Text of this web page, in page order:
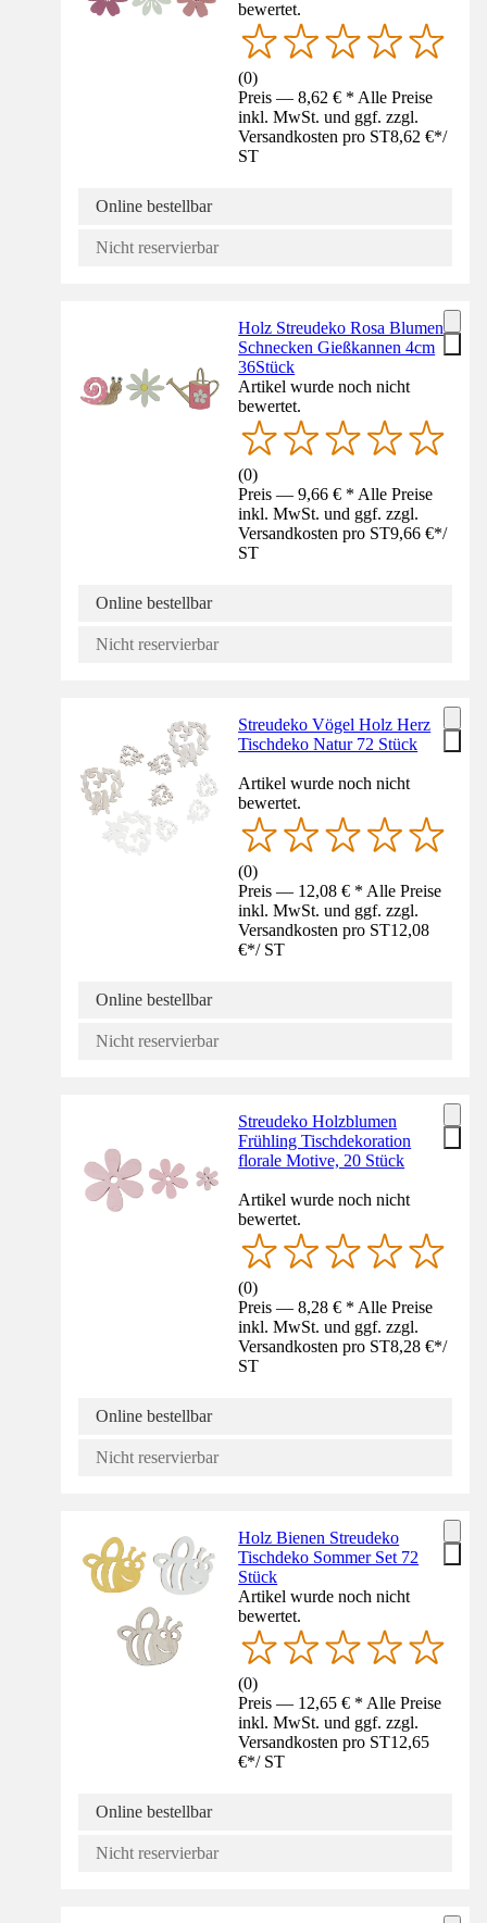
bewertet.
(0)
Preis — 8,62 € * Alle Preise
inkl. MwSt. und ggf. zzgl.
Versandkosten pro ST8,62 €*/
ST
Online bestellbar
Nicht reservierbar
Holz Streudeko Rosa Blumen
Schnecken Gießkannen 4cm
36Stück
Artikel wurde noch nicht
bewertet.
(0)
Preis — 9,66 € * Alle Preise
inkl. MwSt. und ggf. zzgl.
Versandkosten pro ST9,66 €*/
ST
Online bestellbar
Nicht reservierbar
Streudeko Vögel Holz Herz
Tischdeko Natur 72 Stück
Artikel wurde noch nicht
bewertet.
(0)
Preis — 12,08 € * Alle Preise
inkl. MwSt. und ggf. zzgl.
Versandkosten pro ST12,08
€*/ ST
Online bestellbar
Nicht reservierbar
Streudeko Holzblumen
Frühling Tischdekoration
florale Motive, 20 Stück
Artikel wurde noch nicht
bewertet.
(0)
Preis — 8,28 € * Alle Preise
inkl. MwSt. und ggf. zzgl.
Versandkosten pro ST8,28 €*/
ST
Online bestellbar
Nicht reservierbar
Holz Bienen Streudeko
Tischdeko Sommer Set 72
Stück
Artikel wurde noch nicht
bewertet.
(0)
Preis — 12,65 € * Alle Preise
inkl. MwSt. und ggf. zzgl.
Versandkosten pro ST12,65
€*/ ST
Online bestellbar
Nicht reservierbar